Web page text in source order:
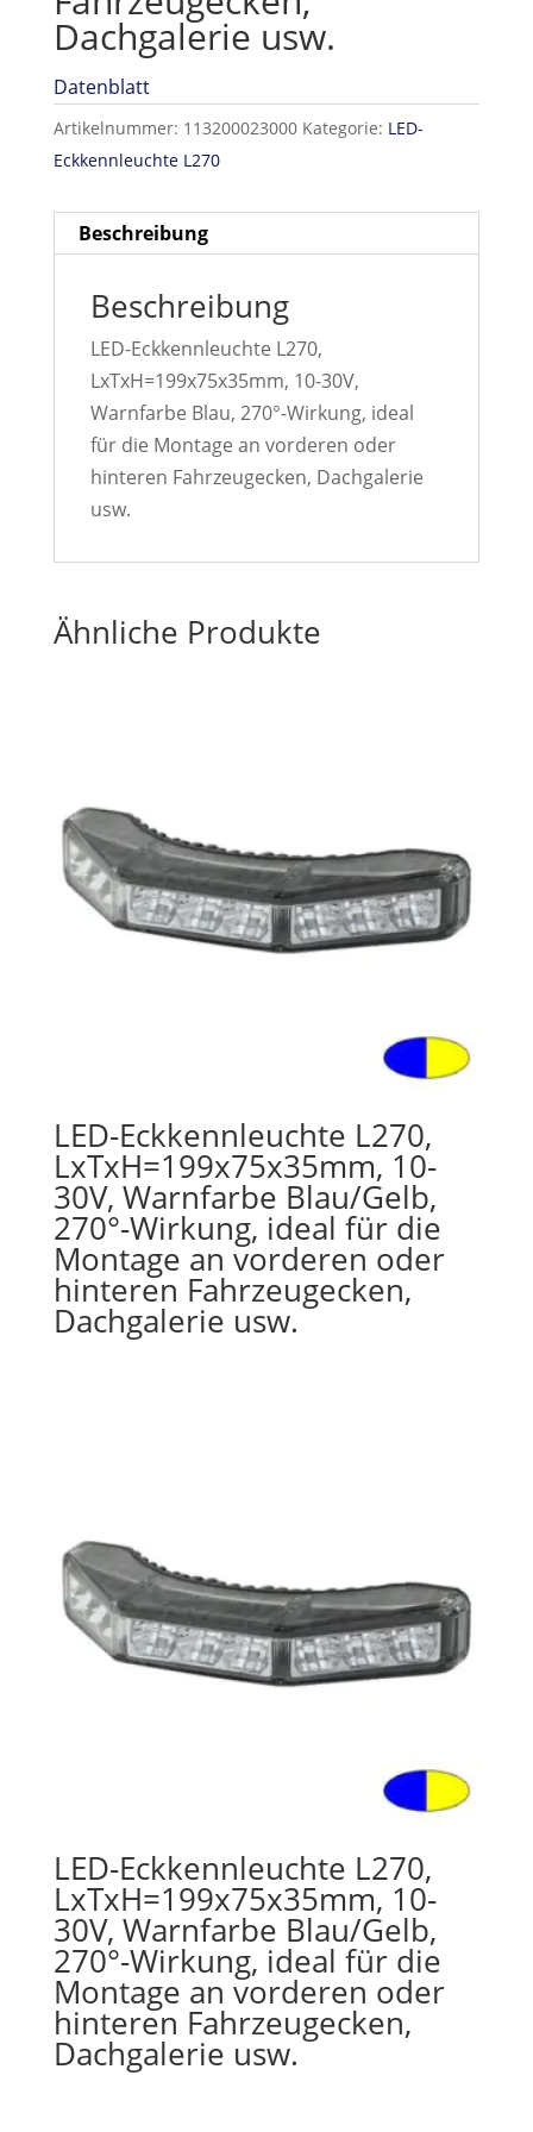
Dachgalerie usw.
Datenblatt
Artikelnummer: 113200023000 Kategorie: LED-
Eckkennleuchte L270
Beschreibung
Beschreibung
LED-Eckkennleuchte L270,
LxTxH=199x75x35mm, 10-30V,
Warnfarbe Blau, 270°-Wirkung, ideal
für die Montage an vorderen oder
hinteren Fahrzeugecken, Dachgalerie
usw.
Ähnliche Produkte
LED-Eckkennleuchte L270,
LxTxH=199x75x35mm, 10-
30V, Warnfarbe Blau/Gelb,
270°-Wirkung, ideal für die
Montage an vorderen oder
hinteren Fahrzeugecken,
Dachgalerie usw.
LED-Eckkennleuchte L270,
LxTxH=199x75x35mm, 10-
30V, Warnfarbe Blau/Gelb,
270°-Wirkung, ideal für die
Montage an vorderen oder
hinteren Fahrzeugecken,
Dachgalerie usw.